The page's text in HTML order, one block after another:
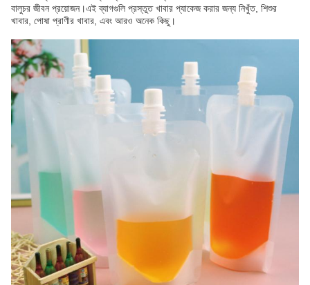
বালুচর জীবন প্রয়োজন।এই ব্যাগগুলি প্রস্তুত খাবার প্যাকেজ করার জন্য নিখুঁত, শিশুর
খাবার, পোষা প্রাণীর খাবার, এবং আরও অনেক কিছু।